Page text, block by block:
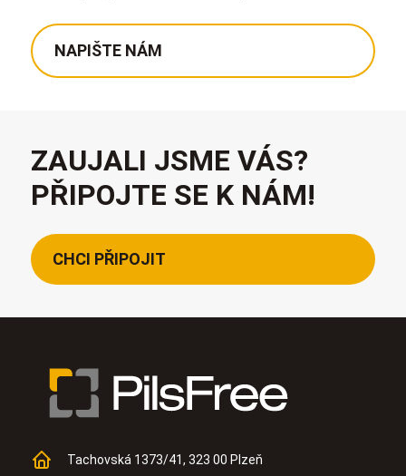
NAPIŠTE NÁM
ZAUJALI JSME VÁS?
PŘIPOJTE SE K NÁM!
CHCI PŘIPOJIT
Tachovská 1373/41, 323 00 Plzeň